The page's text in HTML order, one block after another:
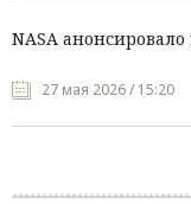
NASA
27 мая 2026 / 15:20